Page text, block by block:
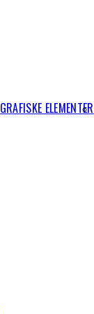
GRAFISKE ELEMENTER